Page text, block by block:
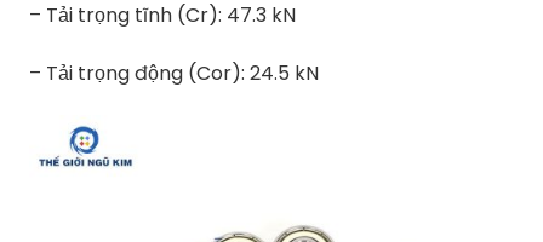
– Tải trọng tĩnh (Cr): 47.3 kN
– Tải trọng động (Cor): 24.5 kN